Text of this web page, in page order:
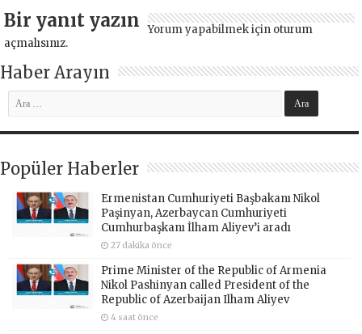
Bir yanıt yazın Yorum yapabilmek için oturum
açmalısınız.
Haber Arayın
Popüler Haberler
Ermenistan Cumhuriyeti Başbakanı Nikol
Paşinyan, Azerbaycan Cumhuriyeti
Cumhurbaşkanı İlham Aliyev’i aradı
27 dakika önce
Prime Minister of the Republic of Armenia
Nikol Pashinyan called President of the
Republic of Azerbaijan Ilham Aliyev
4 saat önce